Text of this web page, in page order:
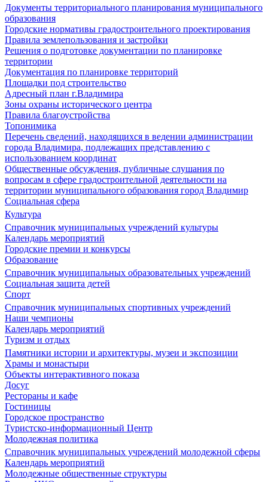
Документы территориального планирования муниципального
образования
Городские нормативы градостроительного проектирования
Правила землепользования и застройки
Решения о подготовке документации по планировке
территории
Документация по планировке территорий
Площадки под строительство
Адресный план г.Владимира
Зоны охраны исторического центра
Правила благоустройства
Топонимика
Перечень сведений, находящихся в ведении администрации
города Владимира, подлежащих представлению с
использованием координат
Общественные обсуждения, публичные слушания по
вопросам в сфере градостроительной деятельности на
территории муниципального образования город Владимир
Социальная сфера
Культура
Справочник муниципальных учреждений культуры
Календарь мероприятий
Городские премии и конкурсы
Образование
Справочник муниципальных образовательных учреждений
Социальная защита детей
Спорт
Справочник муниципальных спортивных учреждений
Наши чемпионы
Календарь мероприятий
Туризм и отдых
Памятники истории и архитектуры, музеи и экспозиции
Храмы и монастыри
Объекты интерактивного показа
Досуг
Рестораны и кафе
Гостиницы
Городское пространство
Туристско-информационный Центр
Молодежная политика
Справочник муниципальных учреждений молодежной сферы
Календарь мероприятий
Молодежные общественные структуры